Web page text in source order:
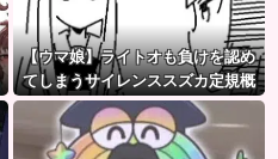
【ウマ娘】ライトオも負けを認め
てしまうサイレンススズカ定規概
念ｗｗｗ